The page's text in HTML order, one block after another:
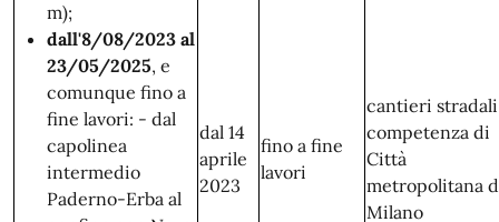
m);
dall'8/08/2023 al
23/05/2025, e
comunque fino a
fine lavori: - dal
capolinea
intermedio
Paderno-Erba al
dal 14
aprile
2023
fino a fine
lavori
cantieri
competenza di
Città
metropolitana
Milano